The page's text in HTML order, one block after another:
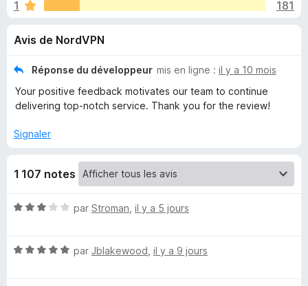
g
r
F
e
f
x
u
e
s
p
o
u
r
N
1
181
Avis de NordVPN
Réponse du développeur mis en ligne : il y a 10 mois
Your positive feedback motivates our team to continue
delivering top-notch service. Thank you for the review!
Signaler
1 107 notes
N
é
par Stroman il y a 5 jours
N
par Jblakewood il y a 9 jours